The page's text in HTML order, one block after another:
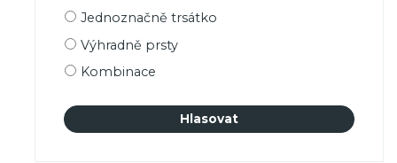
Možnosti
Jednoznačně trsátko
Výhradně prsty
Kombinace